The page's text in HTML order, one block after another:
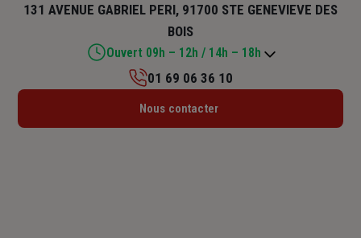
131 AVENUE GABRIEL PERI, 91700 STE GENEVIEVE DES
BOIS
Ouvert 09h – 12h / 14h – 18h
Lundi : 09h – 12h / 14h – 18h
01 69 06 36 10
Nous contacter